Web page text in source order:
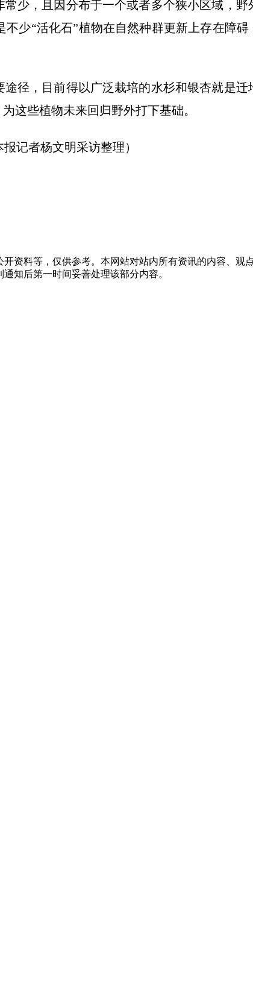
，且因分布于一个或者多个狭小区域，野
少“活化石”植物在自然种群更新上存在障
，目前得以广泛栽培的水杉和银杏就是迁
这些植物未来回归野外打下基础。
记者杨文明采访整理）
资料等，仅供参考。本网站对站内所有资讯的内容、
知后第一时间妥善处理该部分内容。